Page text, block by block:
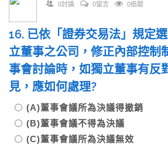
0討論 0留言 0追蹤
16. 已依「證券交易法」規定
立董事之公司，修正內部控制
事會討論時，如獨立董事有反
見，應如何處理?
(A)董事會議所為決議得撤銷
(B)董事會議不得為決議
(C)董事會議所為決議無效